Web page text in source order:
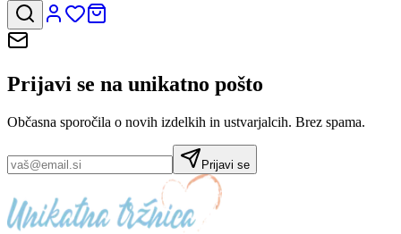
Prijavi se na unikatno pošto
Občasna sporočila o novih izdelkih in ustvarjalcih. Brez spama.
Prijavi se